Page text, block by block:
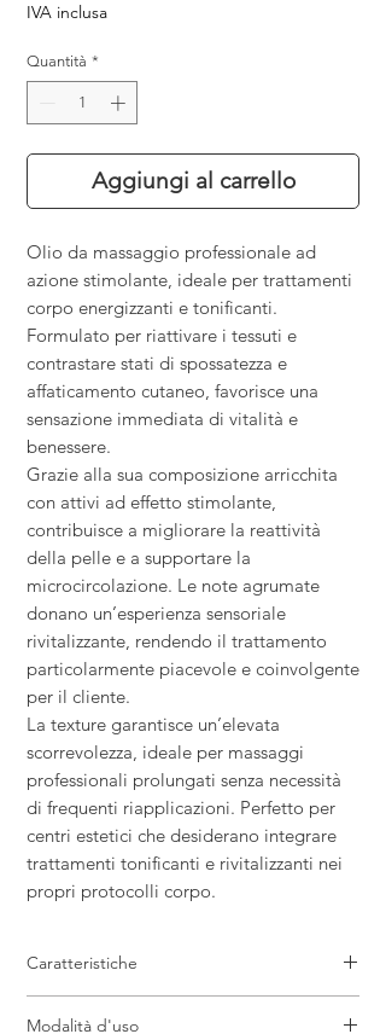
IVA inclusa
Quantità *
Aggiungi al carrello
Olio da massaggio professionale ad
azione stimolante, ideale per trattamenti
corpo energizzanti e tonificanti.
Formulato per riattivare i tessuti e
contrastare stati di spossatezza e
affaticamento cutaneo, favorisce una
sensazione immediata di vitalità e
benessere.
Grazie alla sua composizione arricchita
con attivi ad effetto stimolante,
contribuisce a migliorare la reattività
della pelle e a supportare la
microcircolazione. Le note agrumate
donano un’esperienza sensoriale
rivitalizzante, rendendo il trattamento
particolarmente piacevole e coinvolgente
per il cliente.
La texture garantisce un’elevata
scorrevolezza, ideale per massaggi
professionali prolungati senza necessità
di frequenti riapplicazioni. Perfetto per
centri estetici che desiderano integrare
trattamenti tonificanti e rivitalizzanti nei
propri protocolli corpo.
Caratteristiche
Modalità d'uso